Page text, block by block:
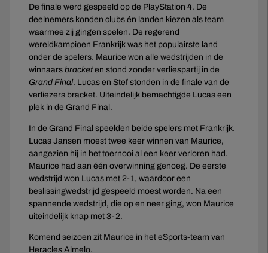
De finale werd gespeeld op de PlayStation 4. De
deelnemers konden clubs én landen kiezen als team
waarmee zij gingen spelen. De regerend
wereldkampioen Frankrijk was het populairste land
onder de spelers. Maurice won alle wedstrijden in de
winnaars bracketen stond zonder verliespartij in de
Grand Final. Lucas en Stef stonden in de finale van de
verliezers bracket. Uiteindelijk bemachtigde Lucas een
plek in de Grand Final.
In de Grand Final speelden beide spelers met Frankrijk.
Lucas Jansen moest twee keer winnen van Maurice,
aangezien hij in het toernooi al een keer verloren had.
Maurice had aan één overwinning genoeg. De eerste
wedstrijd won Lucas met 2-1, waardoor een
beslissingwedstrijd gespeeld moest worden. Na een
spannende wedstrijd, die op en neer ging, won Maurice
uiteindelijk knap met 3-2.
Komend seizoen zit Maurice in het eSports-team van
Heracles Almelo.